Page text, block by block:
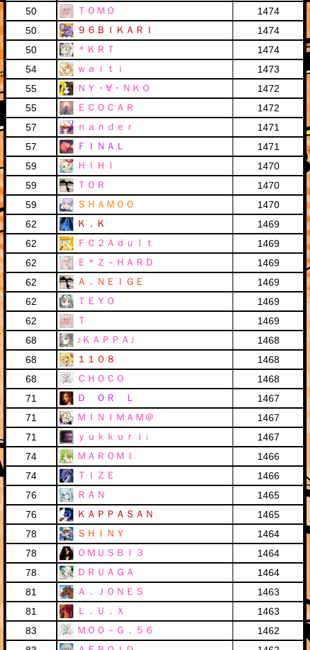
50
ＴＯＭＯ
1474
50
９６ＢＩＫＡＲＩ
1474
50
＊ＫＲＴ
1474
54
ｗａｉｔｉ
1473
55
ＮＹ・∀・ＮＫＯ
1472
55
ＥＣＯＣＡＲ
1472
57
ｎａｎｄｅｒ
1471
57
ＦＩＮＡＬ
1471
59
ＨＩＨＩ
1470
59
ＴＯＲ
1470
59
ＳＨＡＭＯＯ
1470
62
Ｋ．Ｋ
1469
62
ＦＣ２Ａｄｕｌｔ
1469
62
Ｅ＊Ｚ－ＨＡＲＤ
1469
62
Ａ．ＮＥＩＧＥ
1469
62
ＴＥＹＯ
1469
62
Ｔ
1469
68
♪ＫＡＰＰＡ♪
1468
68
１１０８
1468
68
ＣＨＯＣＯ
1468
71
Ｄ ＯＲ Ｌ
1467
71
ＭＩＮＩＭＡＭ＠
1467
71
ｙｕｋｋｕｒｉ↓
1467
74
ＭＡＲＯＭＩ
1466
74
ＴＩＺＥ
1466
76
ＲＡＮ
1465
76
ＫＡＰＰＡＳＡＮ
1465
78
ＳＨＩＮＹ
1464
78
ＯＭＵＳＢＩ３
1464
78
ＤＲＵＡＧＡ
1464
81
Ａ．ＪＯＮＥＳ
1463
81
Ｌ．Ｕ．Ｘ
1463
83
ＭＯＯ－Ｇ．５６
1462